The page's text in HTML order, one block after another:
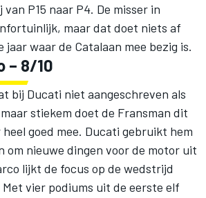
P15 naar P4. De misser in
maar dat doet niets af
waar de Catalaan mee bezig is.
– 8/10
bij Ducati niet aangeschreven als
stiekem doet de Fransman dit
goed mee. Ducati gebruikt hem
om nieuwe dingen voor de motor uit
lijkt de focus op de wedstrijd
vier podiums uit de eerste elf